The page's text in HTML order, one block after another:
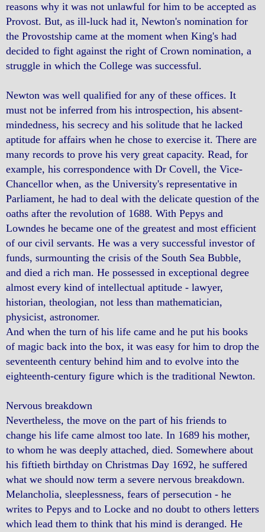
reasons why it was not unlawful for him to be accepted as
Provost. But, as ill-luck had it, Newton's nomination for
the Provostship came at the moment when King's had
decided to fight against the right of Crown nomination, a
struggle in which the College was successful.
Newton was well qualified for any of these offices. It
must not be inferred from his introspection, his absent-
mindedness, his secrecy and his solitude that he lacked
aptitude for affairs when he chose to exercise it. There are
many records to prove his very great capacity. Read, for
example, his correspondence with Dr Covell, the Vice-
Chancellor when, as the University's representative in
Parliament, he had to deal with the delicate question of the
oaths after the revolution of 1688. With Pepys and
Lowndes he became one of the greatest and most efficient
of our civil servants. He was a very successful investor of
funds, surmounting the crisis of the South Sea Bubble,
and died a rich man. He possessed in exceptional degree
almost every kind of intellectual aptitude - lawyer,
historian, theologian, not less than mathematician,
physicist, astronomer.
And when the turn of his life came and he put his books
of magic back into the box, it was easy for him to drop the
seventeenth century behind him and to evolve into the
eighteenth-century figure which is the traditional Newton.
Nervous breakdown
Nevertheless, the move on the part of his friends to
change his life came almost too late. In 1689 his mother,
to whom he was deeply attached, died. Somewhere about
his fiftieth birthday on Christmas Day 1692, he suffered
what we should now term a severe nervous breakdown.
Melancholia, sleeplessness, fears of persecution - he
writes to Pepys and to Locke and no doubt to others letters
which lead them to think that his mind is deranged. He